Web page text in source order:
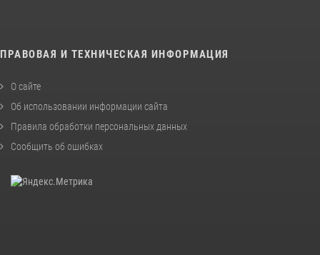
ПРАВОВАЯ И ТЕХНИЧЕСКАЯ ИНФОРМАЦИЯ
О сайте
Об использовании информации сайта
Правила обработки персональных данных
Сообщить об ошибках